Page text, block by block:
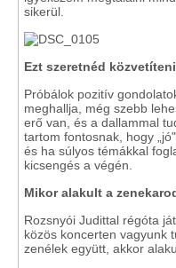
sikerül.
Ezt szeretnéd
Próbálok pozitív
meghallja, még szebb
erő van, és a dallammal
tartom fontosnak, hogy
és ha súlyos témákkal
kicsengés a végén.
Mikor alakult a
Rozsnyói Judittal régóta
közös koncerten vagyunk
zenélek együtt, akkor